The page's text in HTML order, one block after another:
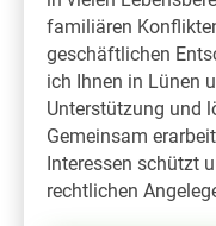
familiären
geschäftlichen
ich Ihnen in Lünen
Unterstützung und
Gemeinsam
Interessen schützt
rechtlichen